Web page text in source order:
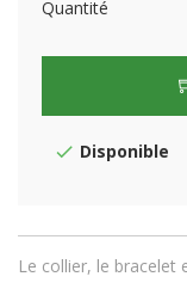
Quantité
Disponible
Le collier, le bracelet